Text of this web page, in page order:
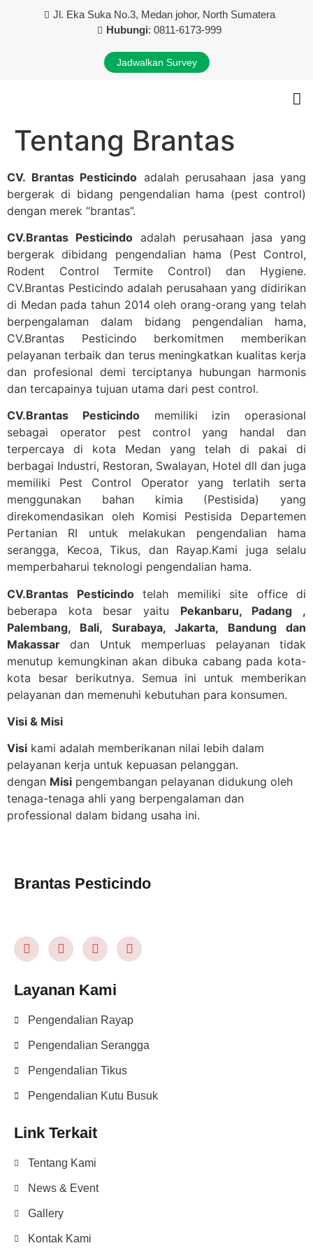
Jl. Eka Suka No.3, Medan johor, North Sumatera
Hubungi: 0811-6173-999
Jadwalkan Survey
Tentang Brantas
CV. Brantas Pesticindo adalah perusahaan jasa yang
bergerak di bidang pengendalian hama (pest control)
dengan merek “brantas”.
CV.Brantas Pesticindo adalah perusahaan jasa yang
bergerak dibidang pengendalian hama (Pest Control,
Rodent Control Termite Control) dan Hygiene.
CV.Brantas Pesticindo adalah perusahaan yang didirikan
di Medan pada tahun 2014 oleh orang-orang yang telah
berpengalaman dalam bidang pengendalian hama,
CV.Brantas Pesticindo berkomitmen memberikan
pelayanan terbaik dan terus meningkatkan kualitas kerja
dan profesional demi terciptanya hubungan harmonis
dan tercapainya tujuan utama dari pest control.
CV.Brantas Pesticindomemiliki izin operasional
sebagai operator pest control yang handal dan
terpercaya di kota Medan yang telah di pakai di
berbagai Industri, Restoran, Swalayan, Hotel dll dan juga
memiliki Pest Control Operator yang terlatih serta
menggunakan bahan kimia (Pestisida) yang
direkomendasikan oleh Komisi Pestisida Departemen
Pertanian RI untuk melakukan pengendalian hama
serangga, Kecoa, Tikus, dan Rayap.Kami juga selalu
memperbaharui teknologi pengendalian hama.
CV.Brantas Pesticindotelah memiliki site office di
beberapa kota besar yaitu Pekanbaru, Padang ,
Palembang, Bali, Surabaya, Jakarta, Bandung dan
Makassar dan Untuk memperluas pelayanan tidak
menutup kemungkinan akan dibuka cabang pada kota-
kota besar berikutnya. Semua ini untuk memberikan
pelayanan dan memenuhi kebutuhan para konsumen.
Visi & Misi
Visi kami adalah memberikanan nilai lebih dalam
pelayanan kerja untuk kepuasan pelanggan.
dengan Misi pengembangan pelayanan didukung oleh
tenaga-tenaga ahli yang berpengalaman dan
professional dalam bidang usaha ini.
Brantas Pesticindo
Layanan Kami
Pengendalian Rayap
Pengendalian Serangga
Pengendalian Tikus
Pengendalian Kutu Busuk
Link Terkait
Tentang Kami
News & Event
Gallery
Kontak Kami